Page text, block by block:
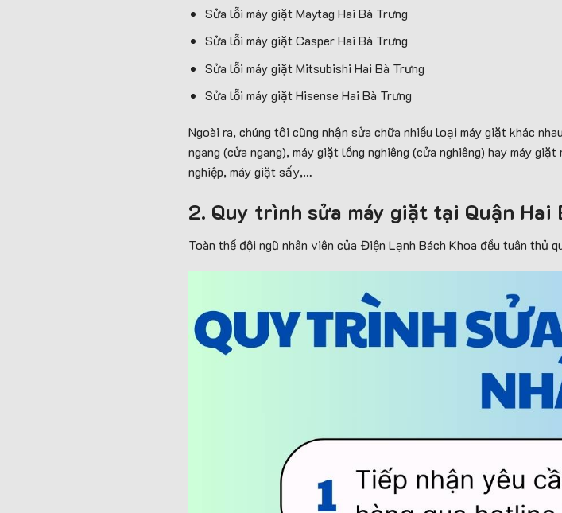
Sửa lỗi máy giặt Maytag Hai Bà Trưng
Sửa lỗi máy giặt Casper Hai Bà Trưng
Sửa lỗi máy giặt Mitsubishi Hai Bà Trưng
Sửa lỗi máy giặt Hisense Hai Bà Trưng
Ngoài ra, chúng tôi cũng nhận sửa chữa nhiều loại máy giặt khác
ngang (cửa ngang), máy giặt lồng nghiêng (cửa nghiêng) hay máy
nghiệp, máy giặt sấy,…
2. Quy trình sửa máy giặt tại Quận
Toàn thể đội ngũ nhân viên của Điện Lạnh Bách Khoa đều tuân thủ